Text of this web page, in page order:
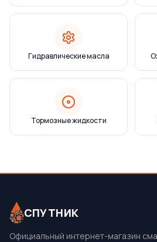
Гидравлические масла
Тормозные жидкости
СПУТНИК
Официальный интернет-магазин